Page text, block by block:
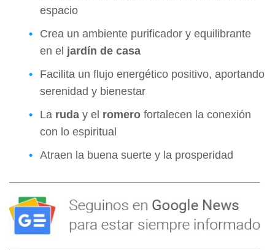
espacio
Crea un ambiente purificador y equilibrante
en el jardín de casa
Facilita un flujo energético positivo, aportando
serenidad y bienestar
La ruda y el romero fortalecen la conexión
con lo espiritual
Atraen la buena suerte y la prosperidad